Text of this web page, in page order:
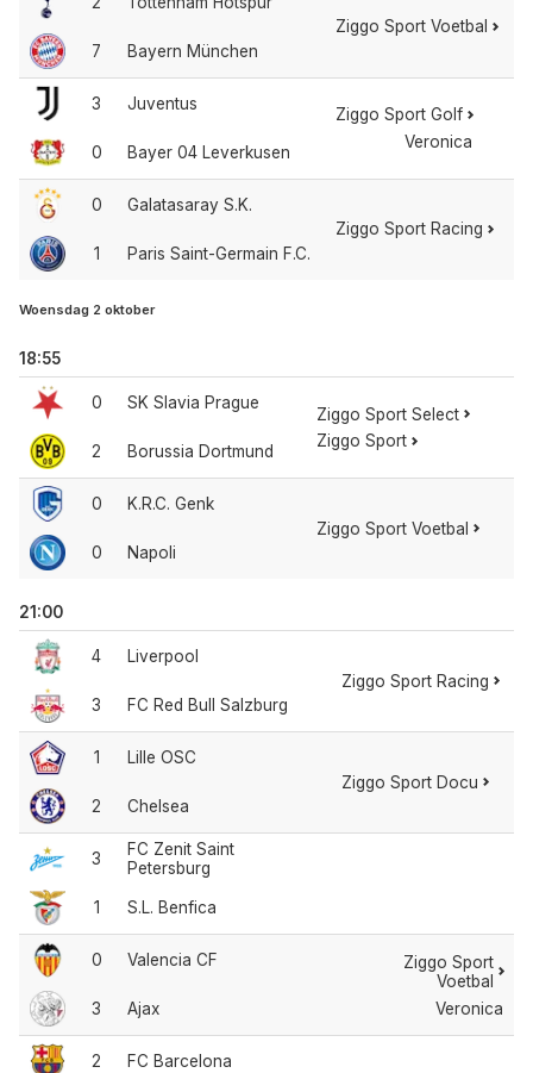
7 Bayern München
Ziggo Sport Voetbal
3
0
Juventus
Bayer 04 Leverkusen
Ziggo Sport Golf
Veronica
0
1
Galatasaray S.K.
Paris Saint-Germain F.C.
Ziggo Sport Racing
Woensdag 2 oktober
18:55
0
2
SK Slavia Prague
Borussia Dortmund
Ziggo Sport Select
Ziggo Sport
0
0
K.R.C. Genk
Napoli
Ziggo Sport Voetbal
21:00
4
3
Liverpool
FC Red Bull Salzburg
Ziggo Sport Racing
1
2
Lille OSC
Chelsea
Ziggo Sport Docu
3
1
FC Zenit Saint
Petersburg
S.L. Benfica
0
3
Valencia CF
Ajax
Ziggo Sport
Voetbal
Veronica
2 FC Barcelona